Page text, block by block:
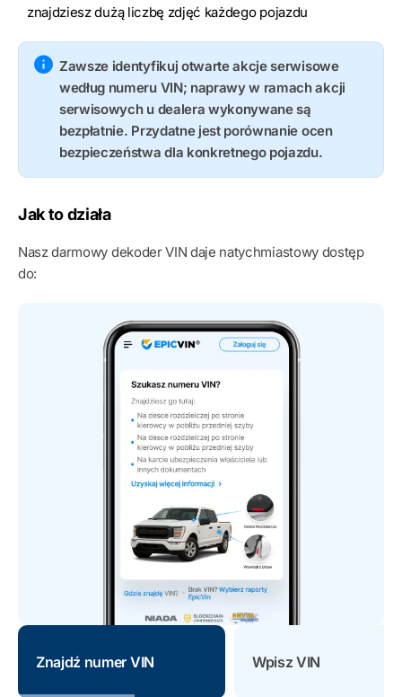
znajdziesz dużą liczbę zdjęć każdego pojazdu
Zawsze identyfikuj otwarte akcje serwisowe
według numeru VIN; naprawy w ramach akcji
serwisowych u dealera wykonywane są
bezpłatnie. Przydatne jest porównanie ocen
bezpieczeństwa dla konkretnego pojazdu.
Jak to działa
Nasz darmowy dekoder VIN daje natychmiastowy dostęp
do:
Znajdź numer VIN Wpisz VIN